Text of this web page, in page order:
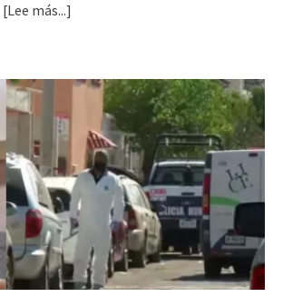
[Lee más...]